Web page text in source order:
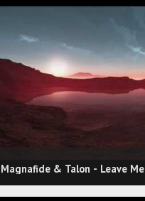
& Talon - Leave Me